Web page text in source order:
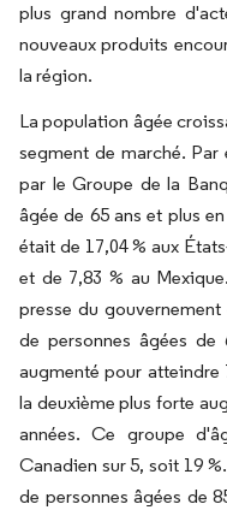
plus grand nombre
nouveaux produits
la région.
La population âgée
segment de marché. Par
par le Groupe de la
âgée de 65 ans et plus
était de 17,04 % aux
et de 7,83 % au
presse du
de personnes âgées de
augmenté pour atteindre
la deuxième plus forte
années. Ce groupe
Canadien sur 5, soit 19
de personnes âgées de